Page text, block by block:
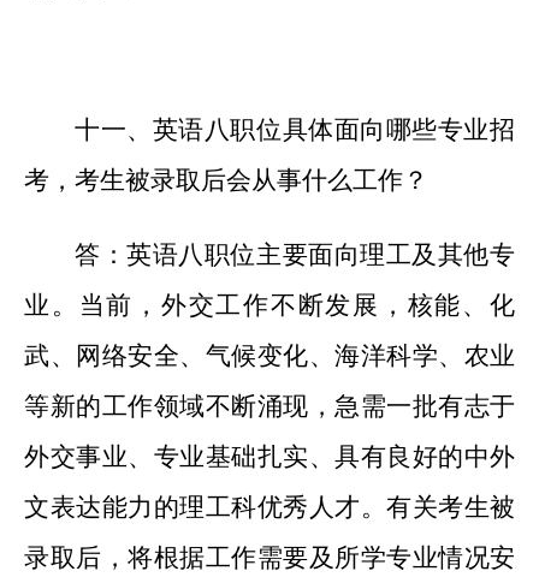
十一、英语八职位具体面向哪些专业招
考，考生被录取后会从事什么工作？
答：英语八职位主要面向理工及其他专
业。当前，外交工作不断发展，核能、化
武、网络安全、气候变化、海洋科学、农业
等新的工作领域不断涌现，急需一批有志于
外交事业、专业基础扎实、具有良好的中外
文表达能力的理工科优秀人才。有关考生被
录取后，将根据工作需要及所学专业情况安